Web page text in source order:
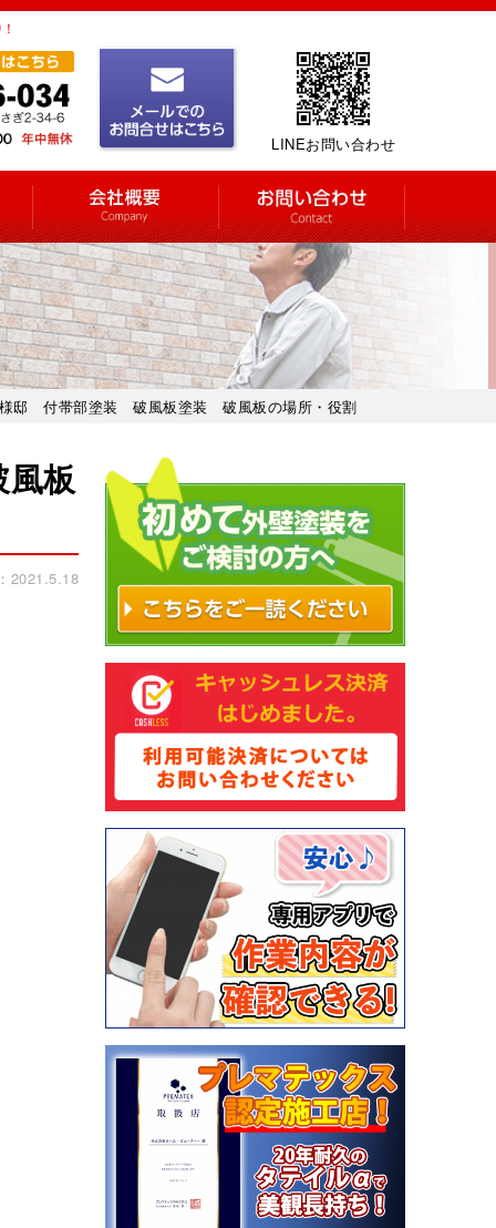
LINEお問い合わせ
邸 付帯部塗装 破風板塗装 破風板の場所・役割
板
2021.5.18